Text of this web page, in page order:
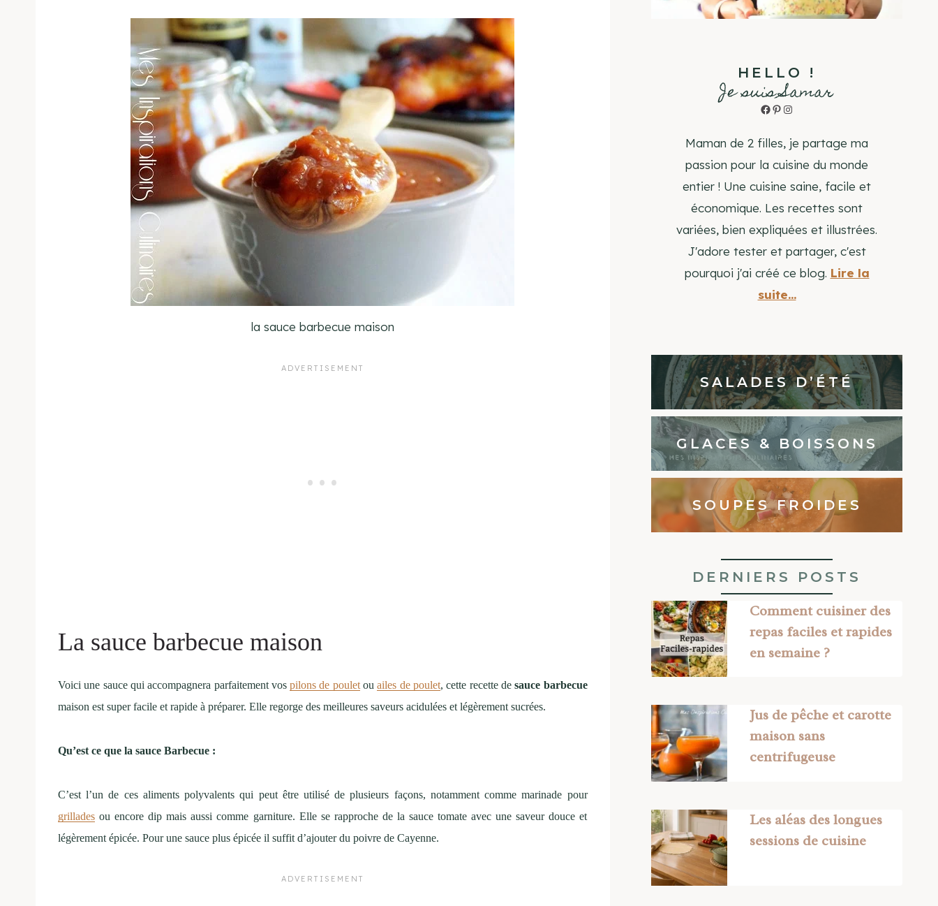
la sauce barbecue maison
La sauce barbecue maison
Voici une sauce qui accompagnera parfaitement vospilons de pouletouailes de poulet, cette recette desauce barbecue
maison est super facile et rapide à préparer. Elle regorge des meilleures saveurs acidulées et légèrement sucrées.
Qu’est ce que la sauce Barbecue :
C’est l’un de ces aliments polyvalents qui peut être utilisé de plusieurs façons, notamment comme marinade pour
grillades ou encore dip mais aussi comme garniture. Elle se rapproche de la sauce tomate avec une saveur douce et
légèrement épicée. Pour une sauce plus épicée il suffit d’ajouter du poivre de Cayenne.
HELLO !
Je suis Samar
Facebook
Pinterest
Instagram
Maman de 2 filles, je partage ma
passion pour la cuisine du monde
entier ! Une cuisine saine, facile et
économique. Les recettes sont
variées, bien expliquées et illustrées.
J'adore tester et partager, c'est
pourquoi j'ai créé ce blog. Lire la
suite...
SALADES D’ÉTÉ
GLACES & BOISSONS
SOUPES FROIDES
DERNIERS POSTS
Comment cuisiner des
repas faciles et rapides
en semaine ?
Jus de pêche et carotte
maison sans
centrifugeuse
Les aléas des longues
sessions de cuisine